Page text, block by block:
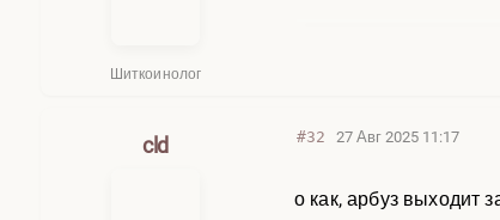
Шиткоинолог
cld #32 27 Авг 2025 11:17
о как, арбуз выходит